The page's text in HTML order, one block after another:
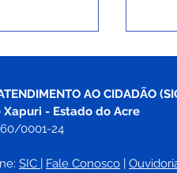
AO CIDADÃO
- Estado do Acre
0001-24
SIC | Fale Conosco |